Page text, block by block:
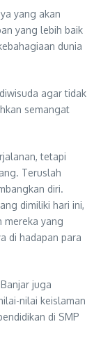
yang akan
yang lebih baik
dunia
agar tidak
semangat
tetapi
Teruslah
diri.
dimiliki hari ini,
mereka yang
di hadapan para
juga
nilai keislaman
di SMP